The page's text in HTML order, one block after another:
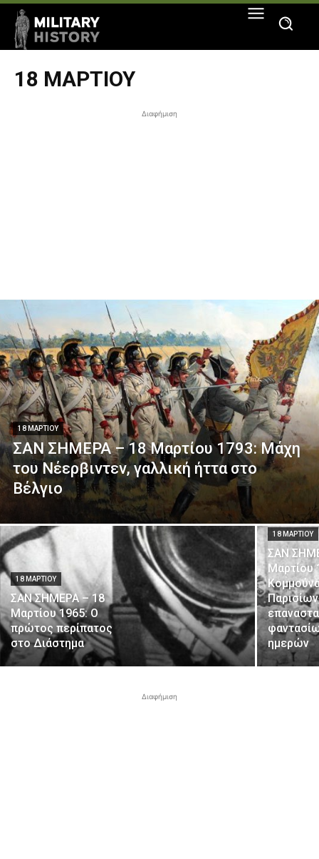
18 ΜΑΡΤΊΟΥ
Διαφήμιση
18 ΜΑΡΤΊΟΥ
ΣΑΝ ΣΗΜΕΡΑ – 18 Μαρτίου 1793: Μάχη
του Νέερβιντεν, γαλλική ήττα στο
Βέλγιο
18 ΜΑΡΤΊΟΥ
ΣΑΝ ΣΗΜΕΡΑ – 18
Μαρτίου 1965: Ο
πρώτος περίπατος
στο Διάστημα
18 ΜΑΡΤΊΟΥ
ΣΑΝ
Μαρτίου
ημερών
Διαφήμιση